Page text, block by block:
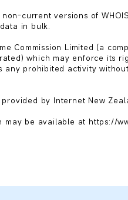
current versions of
in bulk.
Commission Limited (a
which may enforce its
any prohibited activity
provided by Internet New